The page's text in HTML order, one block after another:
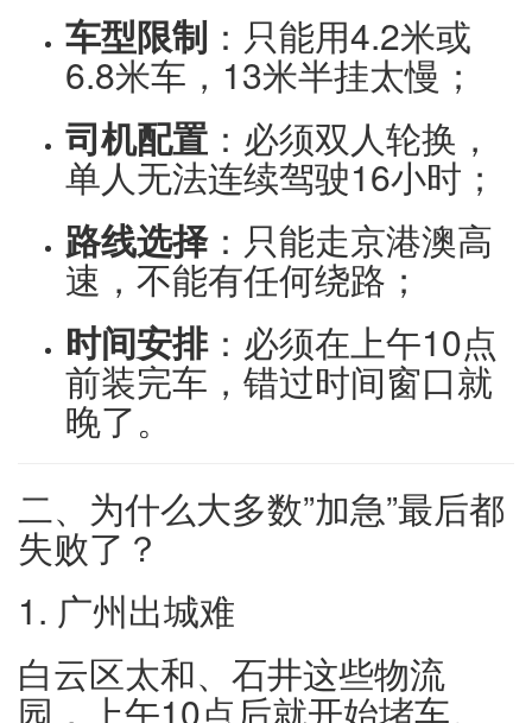
车型限制 ：只能用4.2米或
6.8米车，13米半挂太慢；
司机配置 ：必须双人轮换，
单人无法连续驾驶16小时；
路线选择：只能走京港澳高
速，不能有任何绕路；
时间安排：必须在上午10点
前装完车，错过时间窗口就
晚了。
二、为什么大多数”加急”最后都
失败了？
1. 广州出城难
白云区太和、石井这些物流
园，上午10点后就开始堵车。